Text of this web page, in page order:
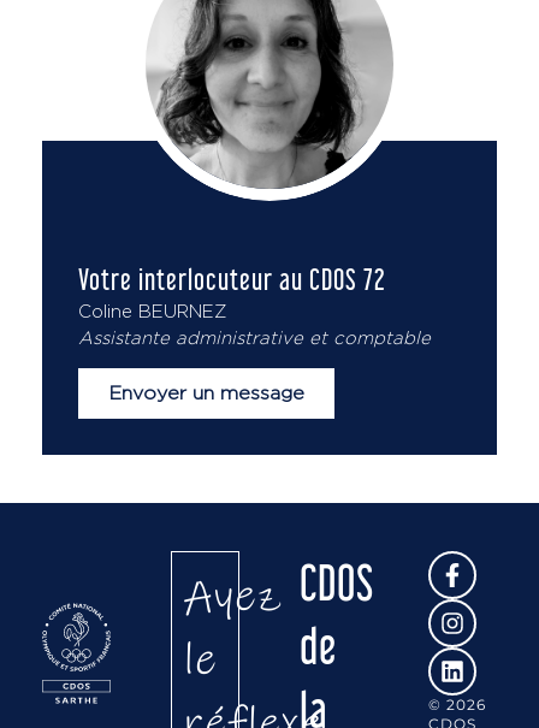
Votre interlocuteur au CDOS 72
Coline BEURNEZ
Assistante administrative et comptable
Envoyer un message
Ayez
le
CDOS
de
la
© 2026
CDOS